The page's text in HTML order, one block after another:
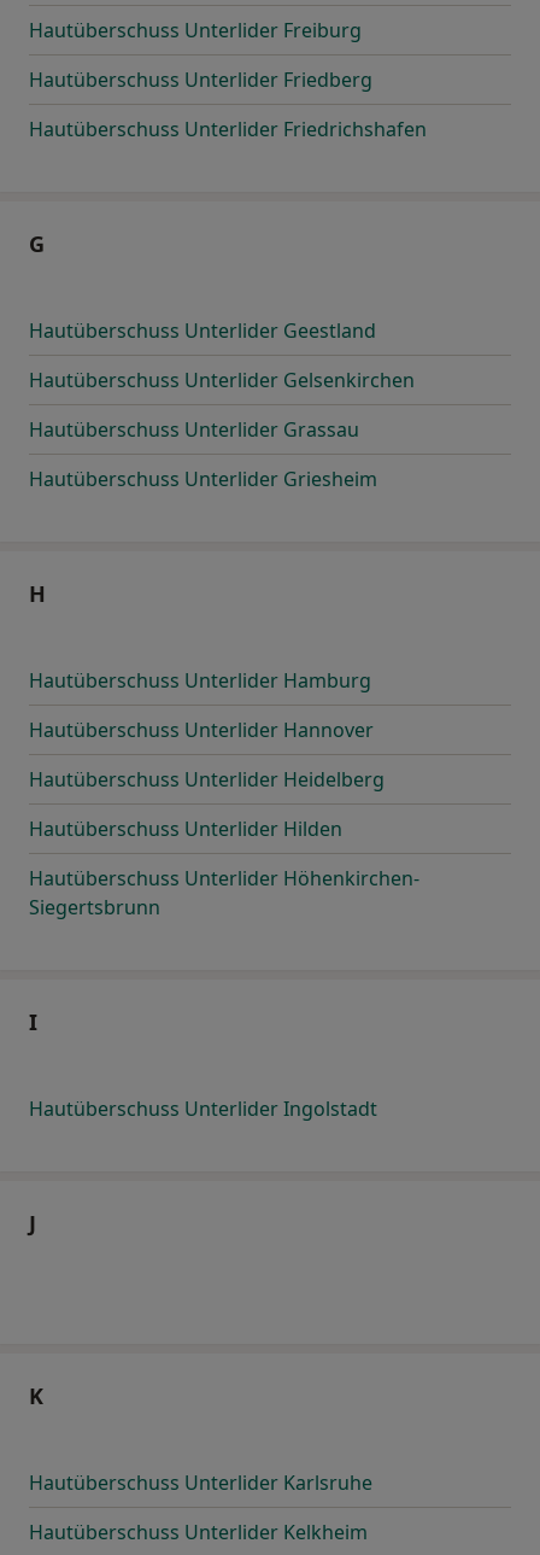
Hautüberschuss Unterlider Freiburg
Hautüberschuss Unterlider Friedberg
Hautüberschuss Unterlider Friedrichshafen
G
Hautüberschuss Unterlider Geestland
Hautüberschuss Unterlider Gelsenkirchen
Hautüberschuss Unterlider Grassau
Hautüberschuss Unterlider Griesheim
H
Hautüberschuss Unterlider Hamburg
Hautüberschuss Unterlider Hannover
Hautüberschuss Unterlider Heidelberg
Hautüberschuss Unterlider Hilden
Hautüberschuss Unterlider Höhenkirchen-
Siegertsbrunn
I
Hautüberschuss Unterlider Ingolstadt
J
K
Hautüberschuss Unterlider Karlsruhe
Hautüberschuss Unterlider Kelkheim